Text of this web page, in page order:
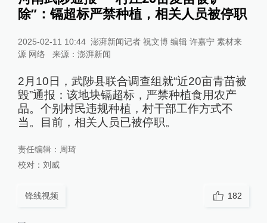
除”：镉超标严禁种植，相关人员被停职
2025-02-11 10:44 澎湃新闻记者 祝文博 编辑 许嘉宁 素材来
源 网络
来源： 澎湃新闻
2月10日，武陟县联合调查组就“近20亩青苗被
毁”通报：该地块镉超标，严禁种植食用农产
品。个别村民违规种植，村干部工作方式不
当。目前，相关人员已被停职。
责任编辑： 周琦
校对： 刘威
锋线视频 182